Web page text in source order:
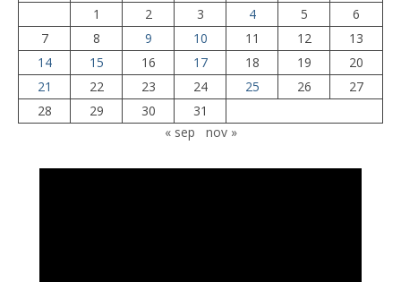
1
2 3 4 5
6
7
8 9 10 11 12
13
14
15 16 17 18 19
20
21
22 23 24 25 26
27
28
29 30
31
« sep
nov »